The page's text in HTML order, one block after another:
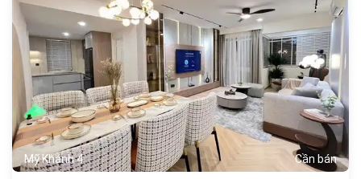
Mỹ Khánh 4 Cần bán